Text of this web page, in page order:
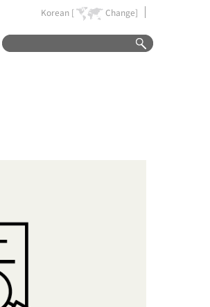
Korean [ Change]